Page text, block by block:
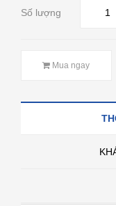
Số lượng
Mua ngay